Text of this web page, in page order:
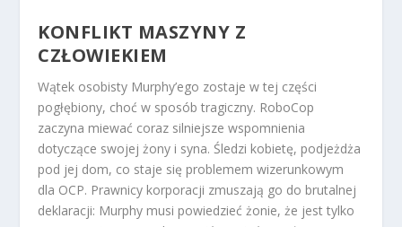
KONFLIKT MASZYNY Z
CZŁOWIEKIEM
Wątek osobisty Murphy’ego zostaje w tej części
pogłębiony, choć w sposób tragiczny. RoboCop
zaczyna miewać coraz silniejsze wspomnienia
dotyczące swojej żony i syna. Śledzi kobietę, podjeżdża
pod jej dom, co staje się problemem wizerunkowym
dla OCP. Prawnicy korporacji zmuszają go do brutalnej
deklaracji: Murphy musi powiedzieć żonie, że jest tylko